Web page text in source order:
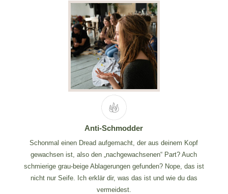
Anti-Schmodder
Schonmal einen Dread aufgemacht, der aus deinem Kopf
gewachsen ist, also den „nachgewachsenen“ Part? Auch
schmierige grau-beige Ablagerungen gefunden? Nope, das ist
nicht nur Seife. Ich erklär dir, was das ist und wie du das
vermeidest.